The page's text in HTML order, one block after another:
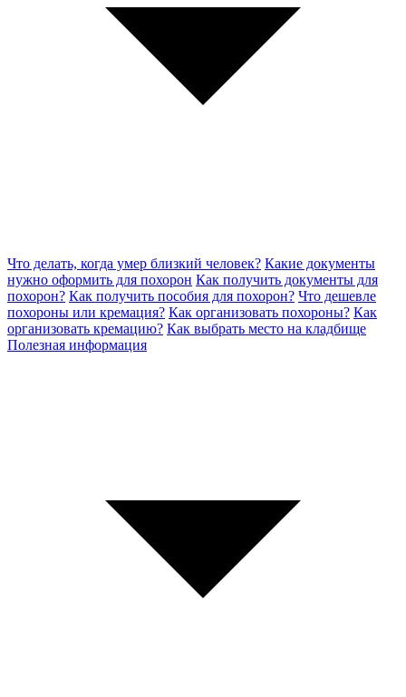
Что делать, когда умер близкий человек? Какие документы
нужно оформить для похорон Как получить документы для
похорон? Как получить пособия для похорон? Что дешевле
похороны или кремация? Как организовать похороны? Как
организовать кремацию? Как выбрать место на кладбище
Полезная информация